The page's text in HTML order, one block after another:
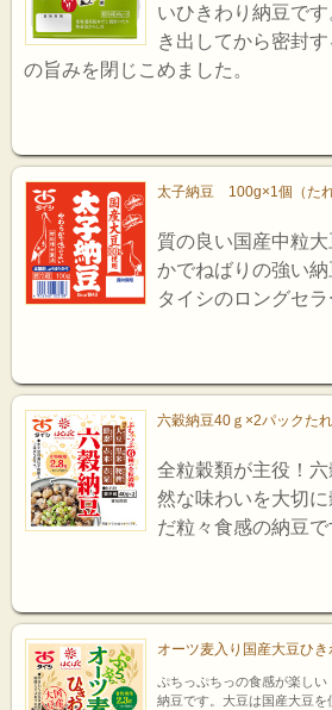
いひきわり納豆です
き出してから密封
の旨みを閉じこめました。
太子納豆 100g×1個（たれ
質の良い国産中粒
かでねばりの強い納
タイシのロングセラ
六穀納豆40ｇ×2パックた
全粒穀類が主役！
然な味わいを大切
だ粒々食感の納豆で
オーツ麦入り国産大豆ひ
ぷちっぷちっの食感が楽しい
納豆です。大豆は国産大豆